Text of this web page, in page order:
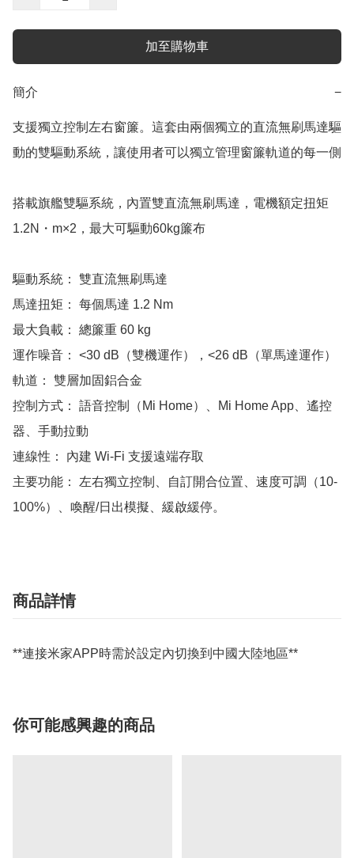
加至購物車
簡介 −
支援獨立控制左右窗簾。這套由兩個獨立的直流無刷馬達驅
動的雙驅動系統，讓使用者可以獨立管理窗簾軌道的每一側
搭載旗艦雙驅系統，內置雙直流無刷馬達，電機額定扭矩
1.2N・m×2，最大可驅動60kg簾布
驅動系統： 雙直流無刷馬達
馬達扭矩： 每個馬達 1.2 Nm
最大負載： 總簾重 60 kg
運作噪音： <30 dB（雙機運作），<26 dB（單馬達運作）
軌道： 雙層加固鋁合金
控制方式： 語音控制（Mi Home）、Mi Home App、遙控
器、手動拉動
連線性： 內建 Wi-Fi 支援遠端存取
主要功能： 左右獨立控制、自訂開合位置、速度可調（10-
100%）、喚醒/日出模擬、緩啟緩停。
商品詳情
**連接米家APP時需於設定內切換到中國大陸地區**
你可能感興趣的商品